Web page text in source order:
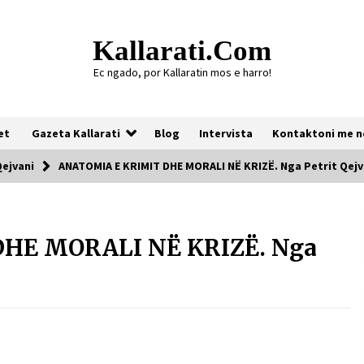
Kallarati.com
Ec ngado, por Kallaratin mos e harro!
Gazeta Kallarati Blog Intervista Kontaktoni me
07/07/2026
ANATOMIA E KRIMIT DHE MORALI NË KRIZË. Nga Petrit
MORALI NË KRIZË. Nga